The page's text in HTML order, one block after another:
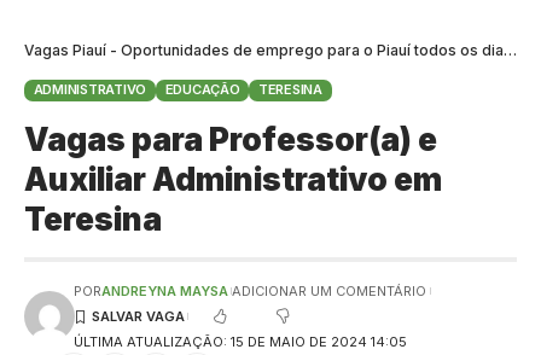
Vagas Piauí - Oportunidades de emprego para o Piauí todos os dias>
ADMINISTRATIVO EDUCAÇÃO TERESINA
Vagas para Professor(a) e
Auxiliar Administrativo em
Teresina
ÚLTIMA ATUALIZAÇÃO: 15 DE MAIO DE 2024 14:05
PORANDREYNA MAYSA ADICIONAR UM COMENTÁRIO